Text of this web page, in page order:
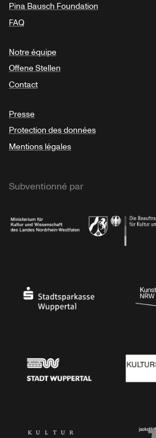
Pina Bausch Foundation
FAQ
Notre équipe
Offene Stellen
Contact
Presse
Protection des données
Mentions légales
Subventionné par